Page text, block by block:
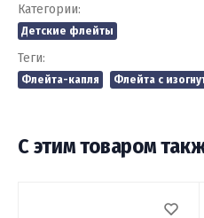
Категории:
Детские флейты
Теги:
Флейта-капля Флейта с
С этим товаром